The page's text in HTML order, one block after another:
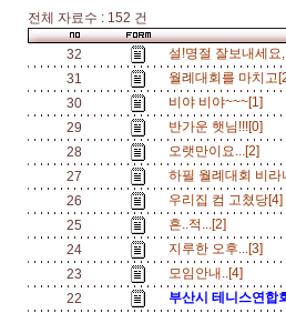
전체 자료수 : 152 건
32
설!명절 잘보내세
31
월례대회를 마치
30
비야 비야~~~[1]
29
반가운 햇님!!![0]
28
오랫만이요...[2]
27
하필 월례대회 비
26
우리집 컴 고쳤당
25
흔..적...[2]
24
지루한 오후...[3]
23
모임안내..[4]
22
부산시 테니스연합